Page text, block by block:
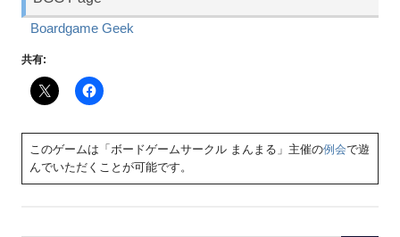
Boardgame Geek
共有:
このゲームは「ボードゲームサークル まんまる」主催の例会で遊
んでいただくことが可能です。